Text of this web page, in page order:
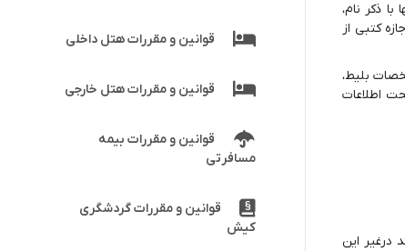
ذکر نام،
کتبی از
بلیط،
اطلاعات
درغیر این
قوانین و مقررات هتل داخلی
قوانین و مقررات هتل خارجی
قوانین و مقررات بیمه
مسافرتی
قوانین و مقررات گردشگری
کیش